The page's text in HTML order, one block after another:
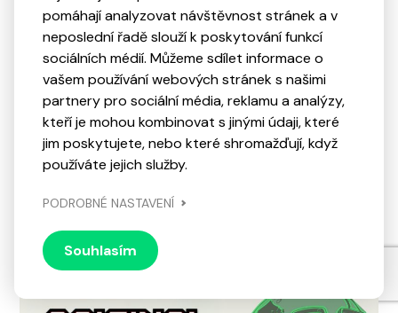
pomáhají analyzovat návštěvnost stránek a v
neposlední řadě slouží k poskytování funkcí
sociálních médií. Můžeme sdílet informace o
vašem používání webových stránek s našimi
partnery pro sociální média, reklamu a analýzy,
kteří je mohou kombinovat s jinými údaji, které
jim poskytujete, nebo které shromažďují, když
používáte jejich služby.
PODROBNÉ NASTAVENÍ
Souhlasím